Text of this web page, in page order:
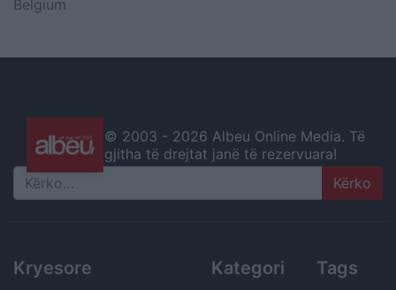
Belgium
© 2003 - 2026 Albeu Online Media. Të
gjitha të drejtat janë të rezervuara!
Search
Kryesore Kategori Tags